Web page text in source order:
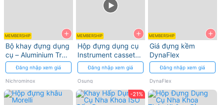
+
MEMBERSHIP
Bộ khay đựng dụng
cụ – Aluminium Tray
Nichrominox
Đăng nhập xem giá
Nichrominox
+
MEMBERSHIP
Hộp đựng dụng cụ
Instrument cassette
OsungĐăng nhập xem giá
Osung
+
MEMBERSHIP
Giá đựng kềm
DynaFlex
Đăng nhập xem giá
DynaFlex
-21%